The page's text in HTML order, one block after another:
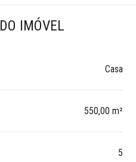
DO IMÓVEL
Casa
550,00 m²
5